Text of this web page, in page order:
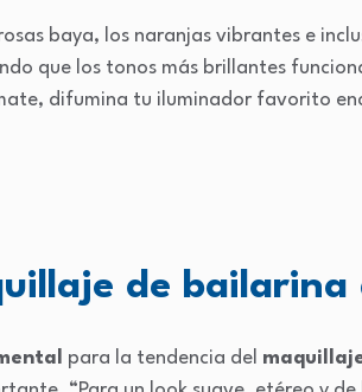
baya, los naranjas vibrantes e
que los tonos más brillantes
difumina tu iluminador favorito
de bailarina
para la tendencia del